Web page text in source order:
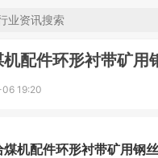
机配件环形衬带矿用
19:20
煤机配件环形衬带矿用钢